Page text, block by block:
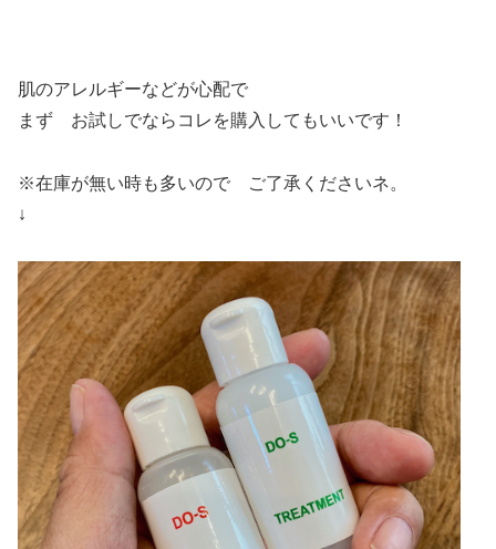
肌のアレルギーなどが心配で
まず お試しでならコレを購入してもいいです！
※在庫が無い時も多いので ご了承くださいネ。
↓